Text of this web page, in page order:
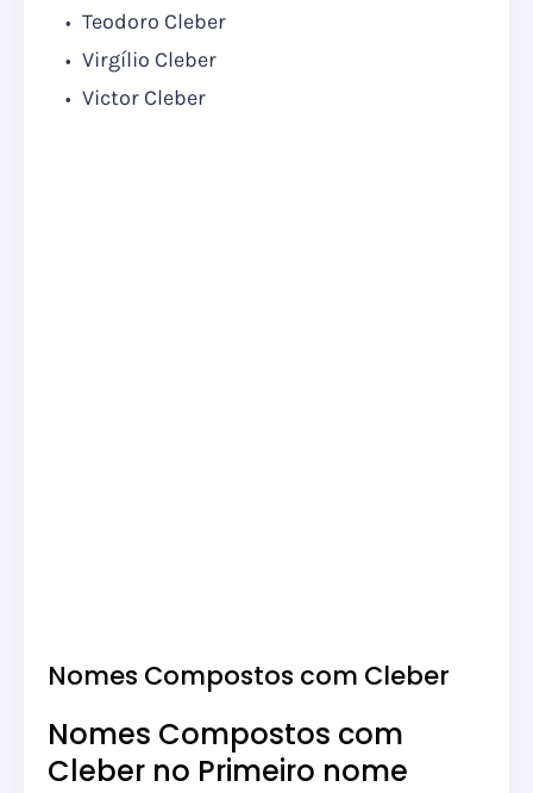
Teodoro Cleber
Virgílio Cleber
Victor Cleber
Nomes Compostos com Cleber
Nomes Compostos com
Cleber no Primeiro nome